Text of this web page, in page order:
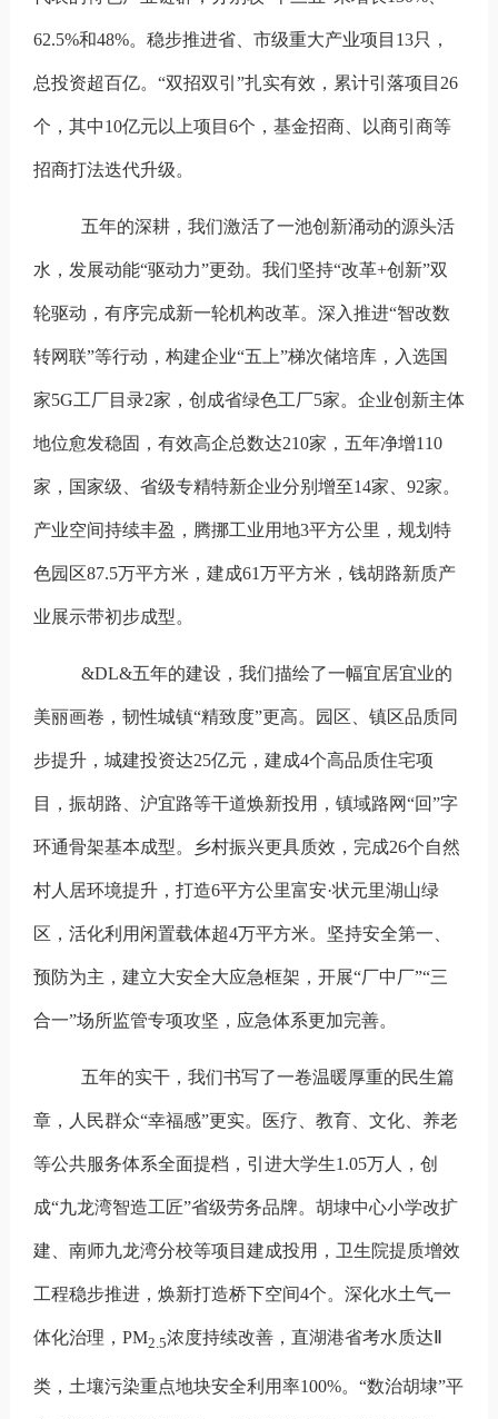
62.5%和48%。稳步推进省、市级重大产业项目13只，
总投资超百亿。“双招双引”扎实有效，累计引落项目26
个，其中10亿元以上项目6个，基金招商、以商引商等
招商打法迭代升级。
五年的深耕，我们激活了一池创新涌动的源头活
水，发展动能“驱动力”更劲。 我们坚持“改革+创新”双
轮驱动，有序完成新一轮机构改革。深入推进“智改数
转网联”等行动，构建企业“五上”梯次储培库，入选国
家5G工厂目录2家，创成省绿色工厂5家。企业创新主体
地位愈发稳固，有效高企总数达210家，五年净增110
家，国家级、省级专精特新企业分别增至14家、92家。
产业空间持续丰盈，腾挪工业用地3平方公里，规划特
色园区87.5万平方米，建成61万平方米，钱胡路新质产
业展示带初步成型。
&DL&五年的建设，我们描绘了一幅宜居宜业的
美丽画卷，韧性城镇“精致度”更高。 园区、镇区品质同
步提升，城建投资达25亿元，建成4个高品质住宅项
目，振胡路、沪宜路等干道焕新投用，镇域路网“回”字
环通骨架基本成型。乡村振兴更具质效，完成26个自然
村人居环境提升，打造6平方公里富安·状元里湖山绿
区，活化利用闲置载体超4万平方米。坚持安全第一、
预防为主，建立大安全大应急框架，开展“厂中厂”“三
合一”场所监管专项攻坚，应急体系更加完善。
五年的实干，我们书写了一卷温暖厚重的民生篇
章，人民群众“幸福感”更实。 医疗、教育、文化、养老
等公共服务体系全面提档，引进大学生1.05万人，创
成“九龙湾智造工匠”省级劳务品牌。胡埭中心小学改扩
建、南师九龙湾分校等项目建成投用，卫生院提质增效
工程稳步推进，焕新打造桥下空间4个。深化水土气一
体化治理， PM2.5浓度持续改善，直湖港省考水质达Ⅱ
类，土壤污染重点地块安全利用率100%。“数治胡埭”平